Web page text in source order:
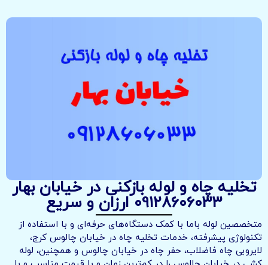
تخلیه چاه و لوله بازکنی در خیابان بهار
09128606033 ارزان و سریع
متخصصین لوله باما با کمک دستگاه‌های حرفه‌ای و با استفاده از
تکنولوژی پیشرفته، خدمات تخلیه چاه در خیابان چالوس کرج،
لایروبی چاه فاضلاب، حفر چاه در خیابان چالوس و همچنین، لوله